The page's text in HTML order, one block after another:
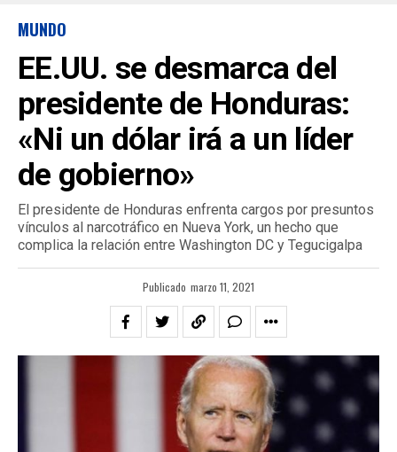
MUNDO
EE.UU. se desmarca del
presidente de Honduras:
«Ni un dólar irá a un líder
de gobierno»
El presidente de Honduras enfrenta cargos por presuntos
vínculos al narcotráfico en Nueva York, un hecho que
complica la relación entre Washington DC y Tegucigalpa
Publicado marzo 11, 2021